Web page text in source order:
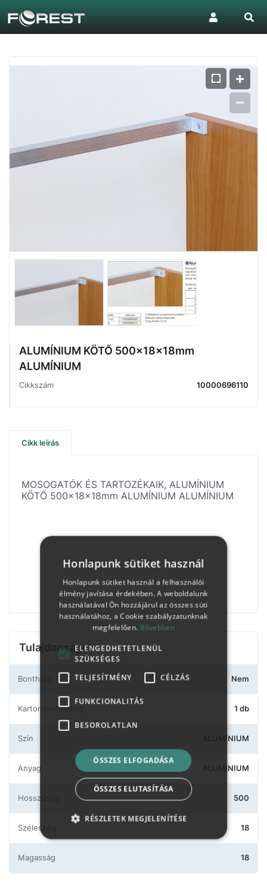
ALUMÍNIUM KÖTŐ 500x18x18mm
ALUMÍNIUM
Cikkszám 10000696110
Cikk leírás
MOSOGATÓK ÉS TARTOZÉKAIK, ALUMÍNIUM
KÖTŐ 500x18x18mm ALUMÍNIUM ALUMÍNIUM
Tulajdonságok
Bontható Nem
Kartonmennyiség 1 db
Szín ALUMÍNIUM
Anyag ALUMÍNIUM
Hosszúság 500
Szélesség 18
Magasság 18
Honlapunk sütiket használ
Honlapunk sütiket használ a felhasználói
élmény javítása érdekében. A weboldalunk
használatával Ön hozzájárul az összes süti
használatához, a Cookie szabályzatunknak
megfelelően. Bővebben
ELENGEDHETETLENÜL
SZÜKSÉGES
TELJESÍTMÉNY
CÉLZÁS
FUNKCIONALITÁS
BESOROLATLAN
ÖSSZES ELFOGADÁSA
ÖSSZES ELUTASÍTÁSA
RÉSZLETEK MEGJELENÍTÉSE